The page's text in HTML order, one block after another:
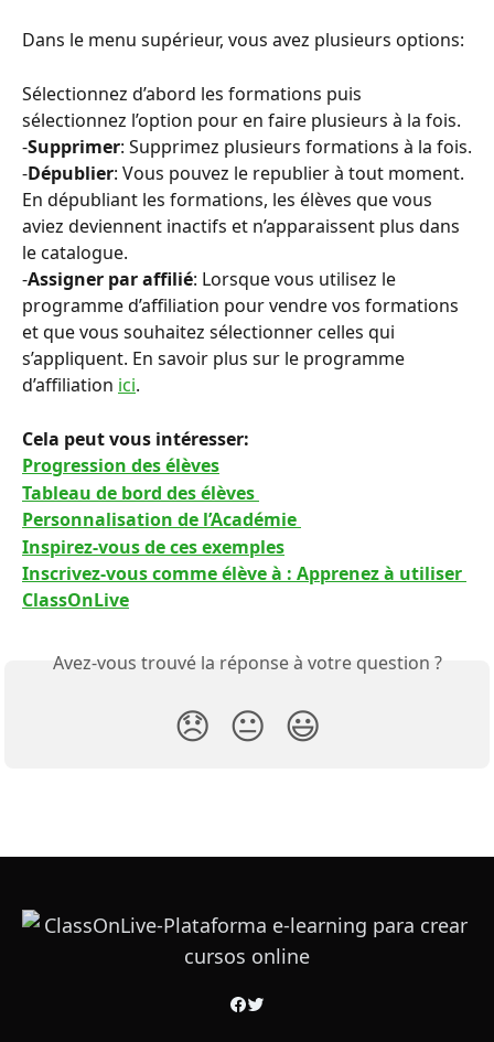
Dans le menu supérieur, vous avez plusieurs options:
Sélectionnez d’abord les formations puis
sélectionnez l’option pour en faire plusieurs à la fois.
-Supprimer: Supprimez plusieurs formations à la fois.
-Dépublier: Vous pouvez le republier à tout moment.
En dépubliant les formations, les élèves que vous
aviez deviennent inactifs et n’apparaissent plus dans
le catalogue.
-Assigner par affilié: Lorsque vous utilisez le
programme d’affiliation pour vendre vos formations
et que vous souhaitez sélectionner celles qui
s’appliquent. En savoir plus sur le programme
d’affiliation ici.
Cela peut vous intéresser:
Progression des élèves
Tableau de bord des élèves
Personnalisation de l’Académie
Inspirez-vous de ces exemples
Inscrivez-vous comme élève à : Apprenez à utiliser
ClassOnLive
Avez-vous trouvé la réponse à votre question ?
😞 😐 😃